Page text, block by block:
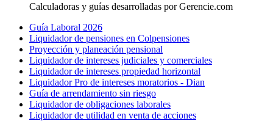
Calculadoras y guías desarrolladas por Gerencie.com
Guía Laboral 2026
Liquidador de pensiones en Colpensiones
Proyección y planeación pensional
Liquidador de intereses judiciales y comerciales
Liquidador de intereses propiedad horizontal
Liquidador Pro de intereses moratorios - Dian
Guía de arrendamiento sin riesgo
Liquidador de obligaciones laborales
Liquidador de utilidad en venta de acciones